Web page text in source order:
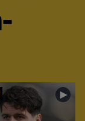
►